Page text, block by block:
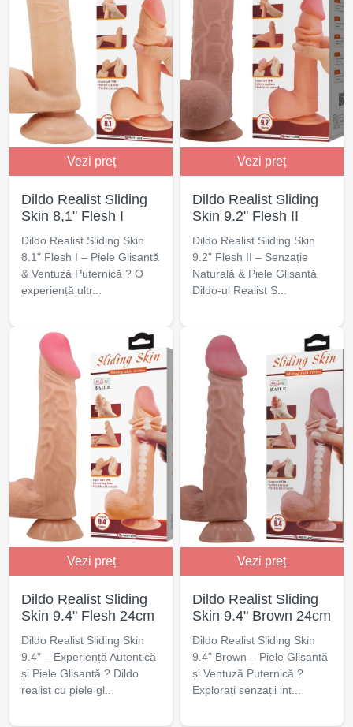
Vezi preț
Dildo Realist Sliding
Skin 8,1" Flesh I
Dildo Realist Sliding Skin
8.1" Flesh I – Piele Glisantă
& Ventuză Puternică ? O
experiență ultr...
Vezi preț
Dildo Realist Sliding
Skin 9.2" Flesh II
Dildo Realist Sliding Skin
9.2" Flesh II – Senzație
Naturală & Piele Glisantă
Dildo-ul Realist S...
Vezi preț
Dildo Realist Sliding
Skin 9.4" Flesh 24cm
Dildo Realist Sliding Skin
9.4" – Experiență Autentică
și Piele Glisantă ? Dildo
realist cu piele gl...
Vezi preț
Dildo Realist Sliding
Skin 9.4" Brown 24cm
Dildo Realist Sliding Skin
9.4" Brown – Piele Glisantă
și Ventuză Puternică ?
Explorați senzații int...